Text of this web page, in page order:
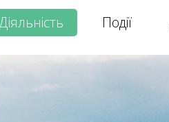
Діяльність Події